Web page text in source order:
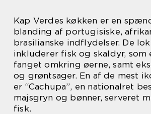
Kap Verdes køkken er en
blanding af portugisiske,
brasilianske indflydelser. De
inkluderer fisk og skaldyr, som
fanget omkring øerne, samt
og grøntsager. En af de mest
er “Cachupa”, en nationalret
majsgryn og bønner, serveret
fisk.